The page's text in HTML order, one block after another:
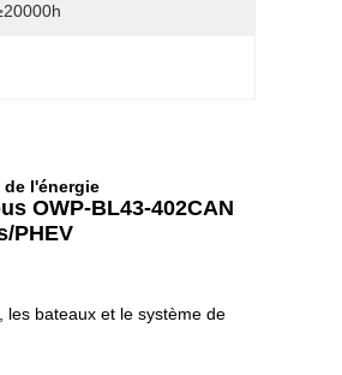
de l'énergie
OWP-BL43-402CAN
PHEV
les bateaux et le système de